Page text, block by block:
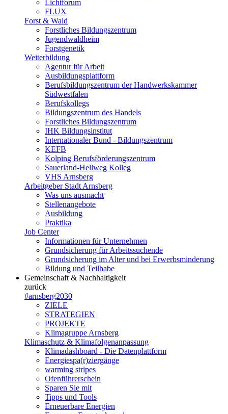
Lichtforum
FLUX
Forst & Wald
Forstliches Bildungszentrum
Jugendwaldheim
Forstgenetik
Weiterbildung
Agentur für Arbeit
Ausbildungsplattform
Berufsbildungszentrum der Handwerkskammer
Südwestfalen
Berufskollegs
Bildungszentrum des Handels
Forstliches Bildungszentrum
IHK Bildungsinstitut
Internationaler Bund - Bildungszentrum
KEFB
Kolping Berufsförderungszentrum
Sauerland-Hellweg Kolleg
VHS Arnsberg
Arbeitgeber Stadt Arnsberg
Was uns ausmacht
Stellenangebote
Ausbildung
Praktika
Job Center
Informationen für Unternehmen
Grundsicherung für Arbeitssuchende
Grundsicherung im Alter und bei Erwerbsminderung
Bildung und Teilhabe
Gemeinschaft & Nachhaltigkeit
zurück
#arnsberg2030
ZIELE
STRATEGIEN
PROJEKTE
Klimagruppe Arnsberg
Klimaschutz & Klimafolgenanpassung
Klimadashboard - Die Datenplattform
Energiespa(r)ziergänge
warming stripes
Ofenführerschein
Sparen Sie mit
Tipps und Tools
Erneuerbare Energien